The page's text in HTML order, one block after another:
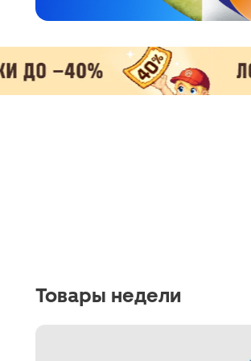
Товары недели